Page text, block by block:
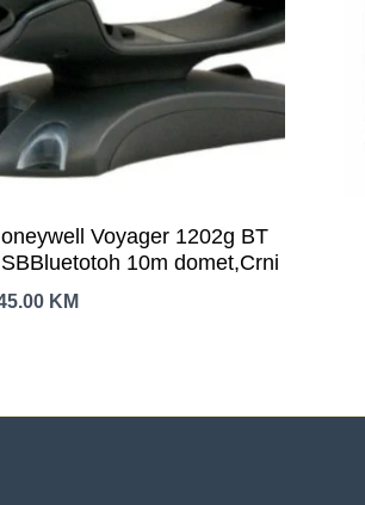
Voyager 1202g BT
10m domet,Crni
KM